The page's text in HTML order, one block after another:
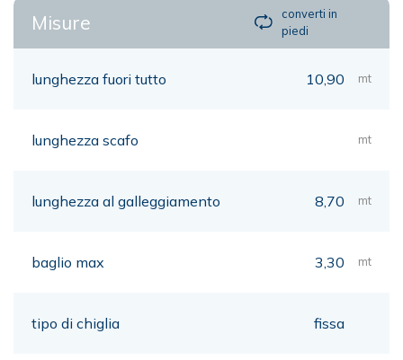
Misure
converti in
piedi
lunghezza fuori tutto 10,90 mt
lunghezza scafo mt
lunghezza al galleggiamento 8,70 mt
baglio max 3,30 mt
tipo di chiglia fissa